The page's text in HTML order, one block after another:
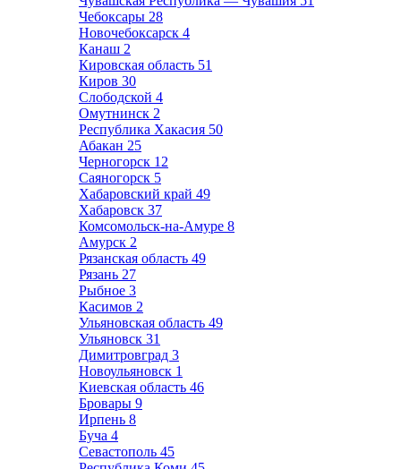
Чебоксары 28
Новочебоксарск 4
Канаш 2
Кировская область 51
Киров 30
Слободской 4
Омутнинск 2
Республика Хакасия 50
Абакан 25
Черногорск 12
Саяногорск 5
Хабаровский край 49
Хабаровск 37
Комсомольск-на-Амуре 8
Амурск 2
Рязанская область 49
Рязань 27
Рыбное 3
Касимов 2
Ульяновская область 49
Ульяновск 31
Димитровград 3
Новоульяновск 1
Киевская область 46
Бровары 9
Ирпень 8
Буча 4
Севастополь 45